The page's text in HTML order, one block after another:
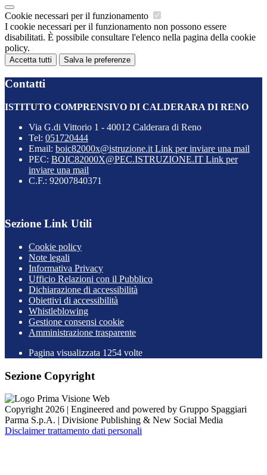
Cookie necessari per il funzionamento
I cookie necessari per il funzionamento non possono essere
disabilitati. È possibile consultare l'elenco nella pagina della cookie
policy.
Accetta tutti Salva le preferenze
Contatti
ISTITUTO COMPRENSIVO DI CALDERARA DI RENO
Via G.di Vittorio 1 - 40012 Calderara di Reno
Tel: 051720444
Email: boic82000x@istruzione.it Link per inviare una mail
PEC: BOIC82000X@PEC.ISTRUZIONE.IT Link per
inviare una mail
C.F.: 92007840371
Sezione Link Utili
Cookie policy
Note legali
Informativa Privacy
Ufficio Relazioni con il Pubblico
Dichiarazione di accessibilità
Obiettivi di accessibilità
Whistleblowing
Gestione consensi cookie
Amministrazione trasparente
Pagina visualizzata 1254 volte
Sezione Copyright
Copyright 2026 | Engineered and powered by Gruppo Spaggiari
Parma S.p.A. | Divisione Publishing & New Social Media
Disclaimer trattamento dati personali